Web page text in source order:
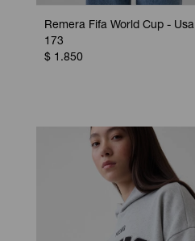
Remera Fifa World Cup - Usa
173
$ 1.850